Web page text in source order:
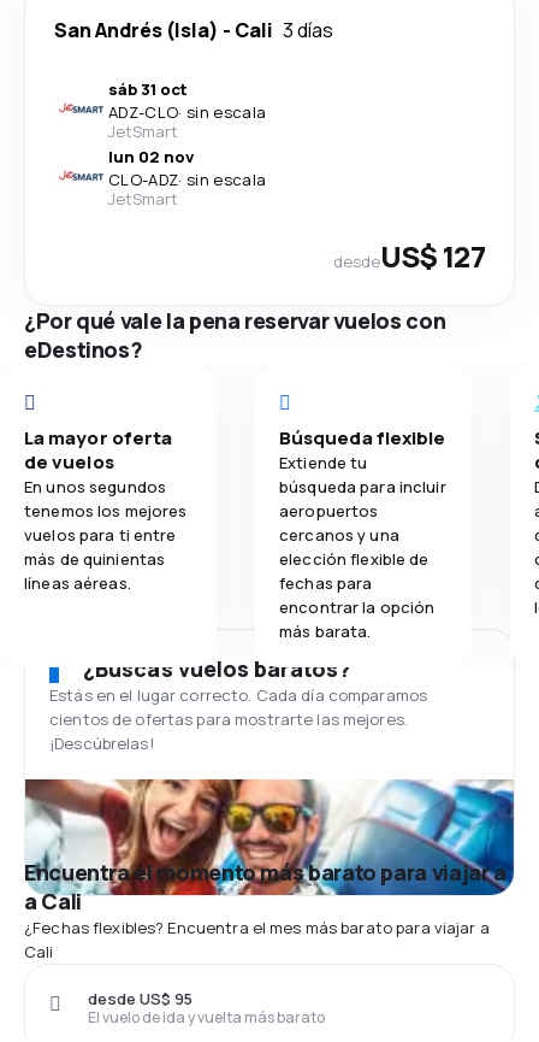
San Andrés (Isla) - Cali 3 días
sáb 31 oct
ADZ-CLO· sin escala
JetSmart
lun 02 nov
CLO-ADZ· sin escala
JetSmart
desdeUS$ 127
¿Por qué vale la pena reservar vuelos con
eDestinos?
La mayor oferta
de vuelos
En unos segundos
tenemos los mejores
vuelos para ti entre
más de quinientas
líneas aéreas.
Búsqueda flexible
Extiende tu
búsqueda para incluir
aeropuertos
cercanos y una
elección flexible de
fechas para
encontrar la opción
más barata.
¿Buscas vuelos baratos?
Estás en el lugar correcto. Cada día comparamos
cientos de ofertas para mostrarte las mejores.
¡Descúbrelas!
Encuentra el momento más barato para viajar a
a Cali
¿Fechas flexibles? Encuentra el mes más barato para viajar a
Cali
El vuelo de ida y vuelta más barato
desde US$ 95